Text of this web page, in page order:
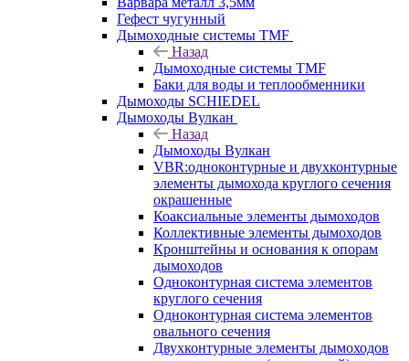
Гефест чугунный
Дымоходные системы TMF
Назад
Дымоходные системы TMF
Баки для воды и теплообменники
Дымоходы SCHIEDEL
Дымоходы Вулкан
Назад
Дымоходы Вулкан
VBR:одноконтурные и двухконтурные
элементы дымохода круглого сечения
окрашенные
Коаксиальные элементы дымоходов
Коллективные элементы дымоходов
Кронштейны и основания к опорам
дымоходов
Одноконтурная система элементов
круглого сечения
Одноконтурная система элементов
овального сечения
Двухконтурные элементы дымоходов